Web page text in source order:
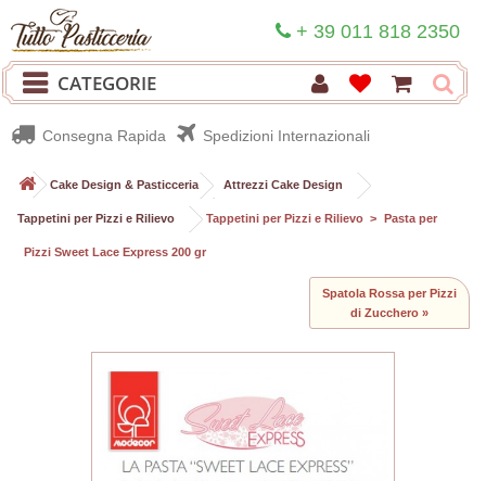
+ 39 011 818 2350
CATEGORIE
Consegna Rapida Spedizioni Internazionali
> Cake Design & Pasticceria >Attrezzi Cake Design >
Tappetini per Pizzi e Rilievo > Tappetini per Pizzi e Rilievo > Pasta per
Pizzi Sweet Lace Express 200 gr
Spatola Rossa per Pizzi
di Zucchero »